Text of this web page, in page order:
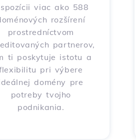
viac ako 588
rozšírení
prostredníctvom
partnerov,
ti poskytuje istotu a
pri výbere
domény pre
potreby tvojho
podnikania.